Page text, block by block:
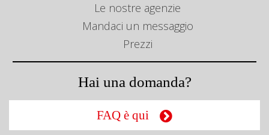
Le nostre agenzie
Mandaci un messaggio
Prezzi
Hai una domanda?
FAQ è qui